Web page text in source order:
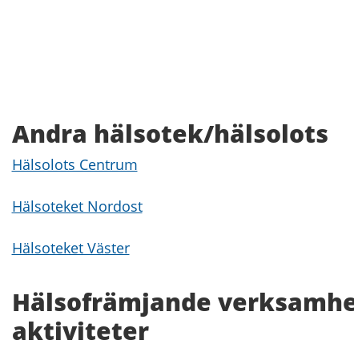
Andra hälsotek/hälsolots
Hälsolots Centrum
Hälsoteket Nordost
Hälsoteket Väster
Hälsofrämjande
aktiviteter